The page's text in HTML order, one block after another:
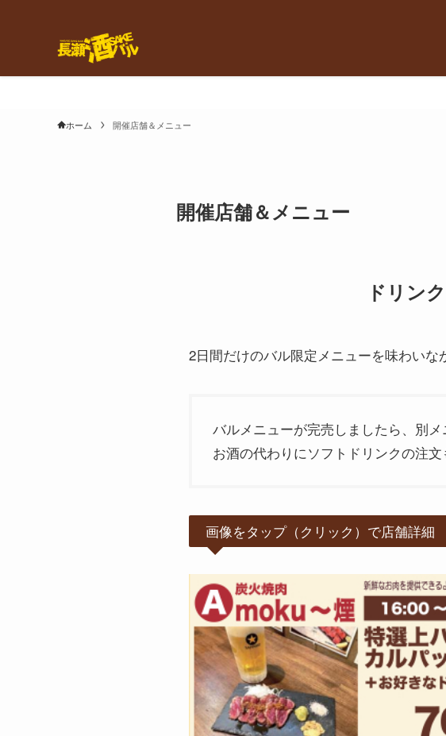
ホーム 開催店舗＆メニュー
開催店舗＆メニュー
ドリン
2日間だけのバル限定メニューを味わいな
バルメニューが完売しましたら、別メ
お酒の代わりにソフトドリンクの注文
画像をタップ（クリック）で店舗詳細